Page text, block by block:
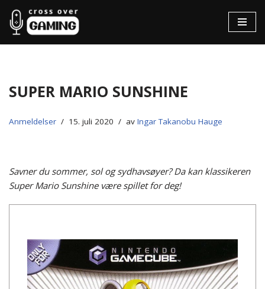
Hopp
til
Super Mario Sunshine
Anmeldelser 15. juli 2020 av Ingar Takanobu Hauge
Savner du sommer, sol og sydhavsøyer? Da kan klassikeren
Super Mario Sunshine være spillet for deg!